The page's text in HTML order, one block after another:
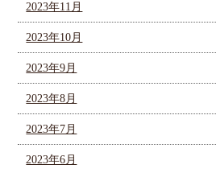
2023年11月
2023年10月
2023年9月
2023年8月
2023年7月
2023年6月